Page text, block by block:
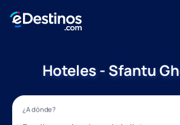
Hoteles - Sfantu